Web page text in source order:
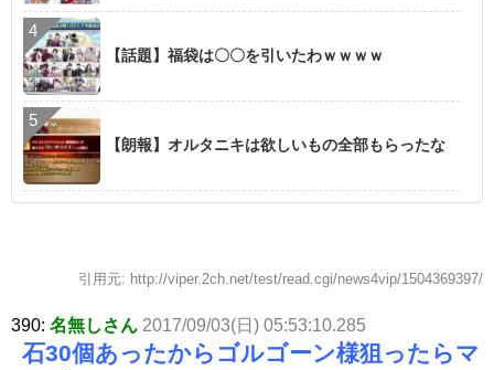
【話題】福袋は〇〇を引いたわｗｗｗｗ
【朗報】オルタニキは欲しいもの全部もらったな
引用元: http://viper.2ch.net/test/read.cgi/news4vip/1504369397/
390: 名無しさん 2017/09/03(日) 05:53:10.285
石30個あったから ゴルゴーン様狙ったらマ